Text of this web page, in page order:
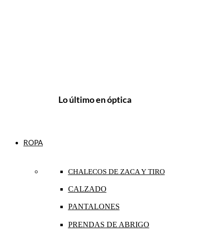
Lo último en óptica
ROPA
CHALECOS DE ZACA Y TIRO
CALZADO
PANTALONES
PRENDAS DE ABRIGO